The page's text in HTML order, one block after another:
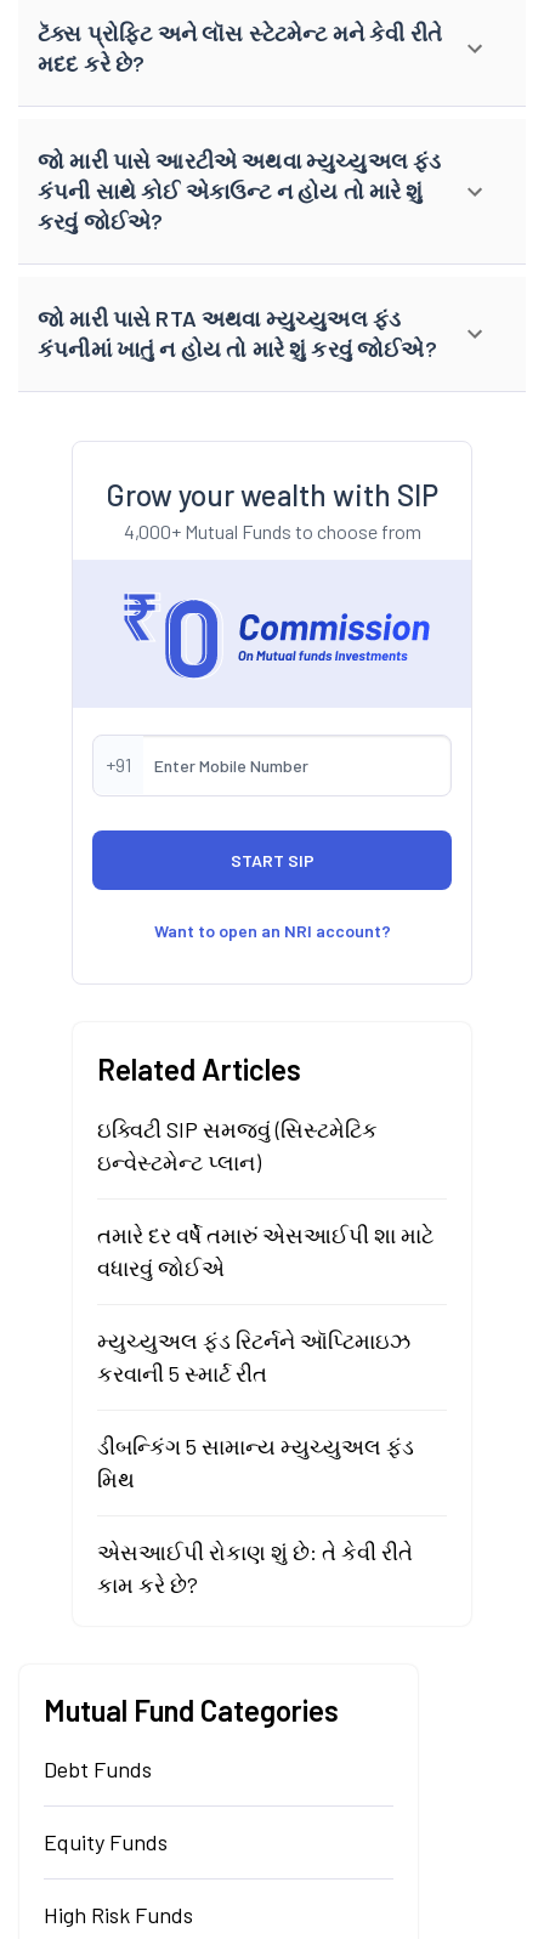
ટૅક્સ પ્રોફિટ અને લૉસ સ્ટેટમેન્ટ મને કેવી રીતે
મદદ કરે છે?
જો મારી પાસે આરટીએ અથવા મ્યુચ્યુઅલ ફંડ
કંપની સાથે કોઈ એકાઉન્ટ ન હોય તો મારે શું
કરવું જોઈએ?
જો મારી પાસે RTA અથવા મ્યુચ્યુઅલ ફંડ
કંપનીમાં ખાતું ન હોય તો મારે શું કરવું જોઈએ?
Grow your wealth with SIP
4,000+ Mutual Funds to choose from
+91
Want to open an NRI account?
Related Articles
ઇક્વિટી SIP સમજવું (સિસ્ટમેટિક
ઇન્વેસ્ટમેન્ટ પ્લાન)
તમારે દર વર્ષે તમારું એસઆઈપી શા માટે
વધારવું જોઈએ
મ્યુચ્યુઅલ ફંડ રિટર્નને ઑપ્ટિમાઇઝ
કરવાની 5 સ્માર્ટ રીત
ડીબન્કિંગ 5 સામાન્ય મ્યુચ્યુઅલ ફંડ
મિથ
એસઆઈપી રોકાણ શું છે: તે કેવી રીતે
કામ કરે છે?
Mutual Fund Categories
Debt Funds
Equity Funds
High Risk Funds